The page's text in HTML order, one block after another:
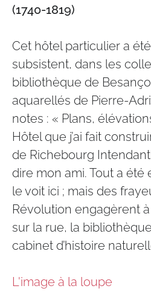
(1740-1819)
Cet hôtel particulier a
subsistent, dans les
bibliothèque de
aquarellés de Pierre-
notes : « Plans,
Hôtel que j’ai fait
de Richebourg Intendant
dire mon ami. Tout a
le voit ici ; mais des
Révolution engagèrent
sur la rue, la
cabinet d’histoire
L'image à la loupe